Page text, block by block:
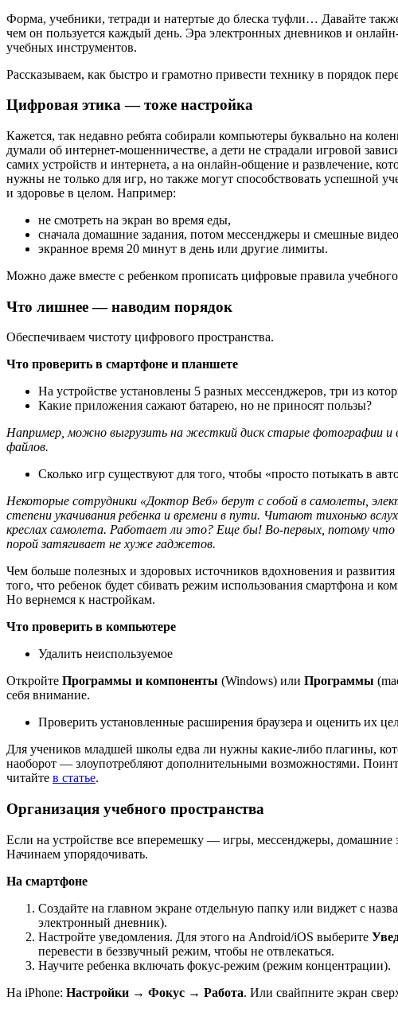
Форма, учебники, тетради и натертые до блеска туфли… Давайте
чем он пользуется каждый день. Эра электронных дневников и
учебных инструментов.
Рассказываем, как быстро и грамотно привести технику в порядок
Цифровая этика — тоже настройка
Кажется, так недавно ребята собирали компьютеры буквально на
думали об интернет-мошенничестве, а дети не страдали игровой
самих устройств и интернета, а на онлайн-общение и развлечение,
нужны не только для игр, но также могут способствовать успешной
и здоровье в целом. Например:
не смотреть на экран во время еды,
сначала домашние задания, потом мессенджеры и смешные
экранное время 20 минут в день или другие лимиты.
Можно даже вместе с ребенком прописать цифровые правила
Что лишнее — наводим порядок
Обеспечиваем чистоту цифрового пространства.
Что проверить в смартфоне и планшете
На устройстве установлены 5 разных мессенджеров, три из
Какие приложения сажают батарею, но не приносят пользы?
Например, можно выгрузить на жесткий диск старые фотографии и
файлов.
Сколько игр существуют для того, чтобы «просто потыкать в
Некоторые сотрудники «Доктор Веб» берут с собой в самолеты,
степени укачивания ребенка и времени в пути. Читают тихонько
креслах самолета. Работает ли это? Еще бы! Во-первых, потому
порой затягивает не хуже гаджетов.
Чем больше полезных и здоровых источников вдохновения и
того, что ребенок будет сбивать режим использования смартфона и
Но вернемся к настройкам.
Что проверить в компьютере
Удалить неиспользуемое
Откройте Программы и компоненты (Windows) или Программы
себя внимание.
Проверить установленные расширения браузера и оценить их
Для учеников младшей школы едва ли нужны какие-либо плагины,
наоборот — злоупотребляют дополнительными возможностями.
читайте в статье.
Организация учебного пространства
Если на устройстве все вперемешку — игры, мессенджеры, домашние
Начинаем упорядочивать.
На смартфоне
Создайте на главном экране отдельную папку или виджет с
электронный дневник).
Настройте уведомления. Для этого на Android/iOS выберите
перевести в беззвучный режим, чтобы не отвлекаться.
Научите ребенка включать фокус-режим (режим концентрации).
На iPhone: Настройки → Фокус → Работа. Или свайпните экран